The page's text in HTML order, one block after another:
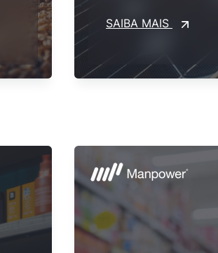
SAIBA MAIS